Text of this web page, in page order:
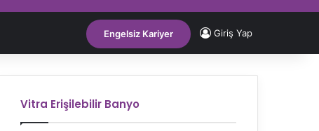
Engelsiz Kariyer Giriş Yap
Vitra Erişilebilir Banyo